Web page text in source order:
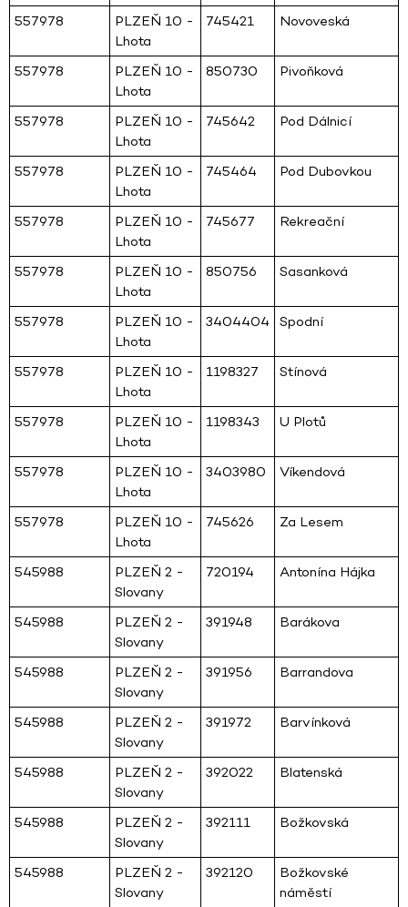
557978
PLZEŇ 10 -
Lhota
745421 Novoveská
557978
PLZEŇ 10 -
Lhota
850730 Pivoňková
557978
PLZEŇ 10 -
Lhota
745642 Pod Dálnicí
557978
PLZEŇ 10 -
Lhota
745464 Pod Dubovkou
557978
PLZEŇ 10 -
Lhota
745677 Rekreační
557978
PLZEŇ 10 -
Lhota
850756 Sasanková
557978
PLZEŇ 10 -
Lhota
3404404 Spodní
557978
PLZEŇ 10 -
Lhota
1198327 Stínová
557978
PLZEŇ 10 -
Lhota
1198343 U Plotů
557978
PLZEŇ 10 -
Lhota
3403980 Víkendová
557978
PLZEŇ 10 -
Lhota
745626 Za Lesem
545988
PLZEŇ 2 -
Slovany
720194 Antonína Hájka
545988
PLZEŇ 2 -
Slovany
391948 Barákova
545988
PLZEŇ 2 -
Slovany
391956 Barrandova
545988
PLZEŇ 2 -
Slovany
391972 Barvínková
545988
PLZEŇ 2 -
Slovany
392022 Blatenská
545988
PLZEŇ 2 -
Slovany
392111 Božkovská
545988
PLZEŇ 2 -
Slovany
392120
Božkovské
náměstí